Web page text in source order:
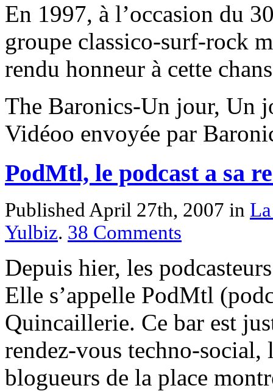
En 1997, à l’occasion du
groupe classico-surf-rock
rendu honneur à cette
The Baronics-Un jour, Un
Vidéoo envoyée par
PodMtl, le podcast a sa
Published April 27th, 2007 in
Yulbiz. 38 Comments
Depuis hier, les
Elle s’appelle PodMtl
Quincaillerie. Ce bar est
rendez-vous techno-
blogueurs de la place